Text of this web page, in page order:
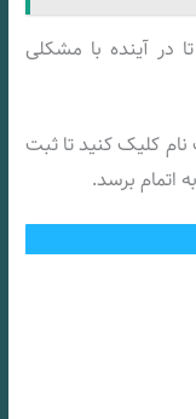
در آینده با مشکلی
کلیک کنید تا ثبت